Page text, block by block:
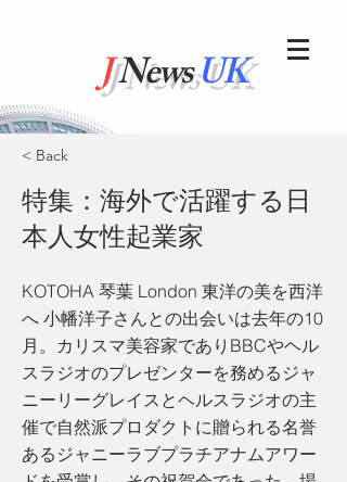
JNewsUK
< Back
特集：海外で活躍する日
本人女性起業家
KOTOHA 琴葉 London 東洋の美を西洋
へ 小幡洋子さんとの出会いは去年の10
月。カリスマ美容家でありBBCやヘル
スラジオのプレゼンターを務めるジャ
ニーリーグレイスとヘルスラジオの主
催で自然派プロダクトに贈られる名誉
あるジャニーラブプラチアナムアワー